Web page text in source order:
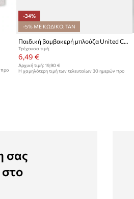
προ
-34%
-5% ΜΕ ΚΩΔΙΚΟ: TAN
Τρέχουσα τιμή:
6,49 €
Αρχική τιμή: 19,90 €
Η χαμηλότερη τιμή των τελευταίων 30 ημερών προ
σας